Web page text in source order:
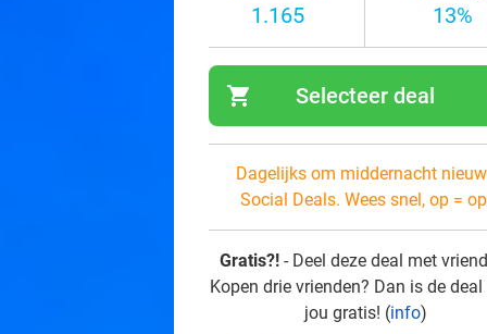
1.165
13%
shopping_cart Selecteer deal
Dagelijks om middernacht
Social Deals. Wees snel, op =
Gratis?! - Deel deze deal met
Kopen drie vrienden? Dan is de
jou gratis! (info)